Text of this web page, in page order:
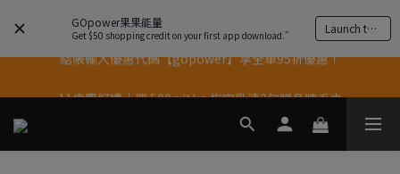
GOpower果果能量
Get $50 shopping credit on your first app download.” Launch the app
結帳輸入優惠代碼【gopower】享全單95折優惠！
果果11歲慶｜App 下單享 5% 購物金回饋